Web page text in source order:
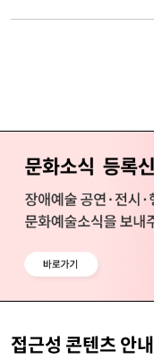
접근성 콘텐츠 안내